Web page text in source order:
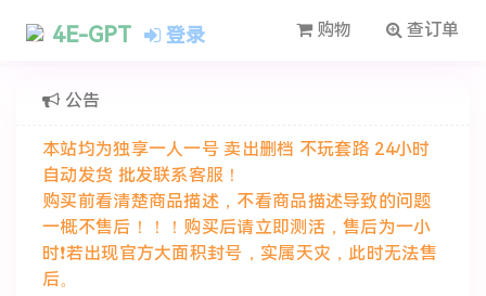
4E-GPT 登录 购物 查订单
公告
本站均为独享一人一号 卖出删档 不玩套路 24小时
自动发货 批发联系客服！
购买前看清楚商品描述，不看商品描述导致的问题
一概不售后！！！购买后请立即测活，售后为一小
时❗若出现官方大面积封号，实属天灾，此时无法售
后。